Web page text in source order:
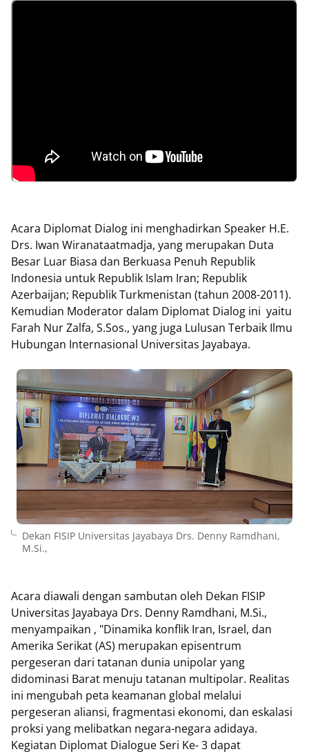
Acara Diplomat Dialog ini menghadirkan Speaker H.E.
Drs. Iwan Wiranataatmadja, yang merupakan Duta
Besar Luar Biasa dan Berkuasa Penuh Republik
Indonesia untuk Republik Islam Iran; Republik
Azerbaijan; Republik Turkmenistan (tahun 2008-2011).
Kemudian Moderator dalam Diplomat Dialog ini yaitu
Farah Nur Zalfa, S.Sos., yang juga Lulusan Terbaik Ilmu
Hubungan Internasional Universitas Jayabaya.
Dekan FISIP Universitas Jayabaya Drs. Denny Ramdhani,
M.Si.,
Acara diawali dengan sambutan oleh Dekan FISIP
Universitas Jayabaya Drs. Denny Ramdhani, M.Si.,
menyampaikan , "Dinamika konflik Iran, Israel, dan
Amerika Serikat (AS) merupakan episentrum
pergeseran dari tatanan dunia unipolar yang
didominasi Barat menuju tatanan multipolar. Realitas
ini mengubah peta keamanan global melalui
pergeseran aliansi, fragmentasi ekonomi, dan eskalasi
proksi yang melibatkan negara-negara adidaya.
Kegiatan Diplomat Dialogue Seri Ke- 3 dapat